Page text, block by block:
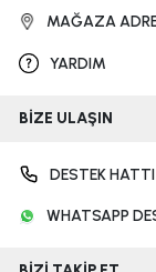
MAĞAZA
YARDIM
BİZE ULAŞIN
DESTEK
WHATSAPP